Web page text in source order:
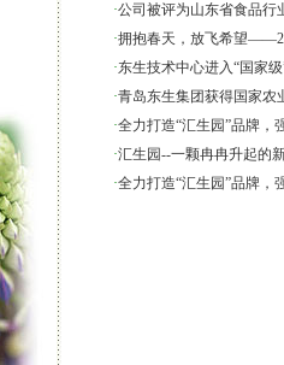
·公司被评为山东省食品行
·拥抱春天，放飞希望
·东生技术中心进入“国家
·青岛东生集团获得国家农
·全力打造“汇生园”品牌，
·汇生园--一颗冉冉升起的
·全力打造“汇生园”品牌，